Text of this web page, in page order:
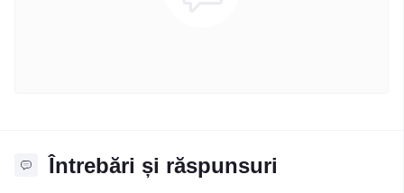
Întrebări și răspunsuri